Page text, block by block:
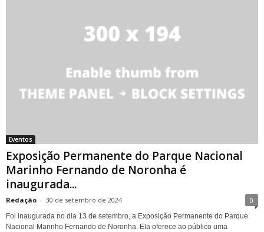
Eventos
Exposição Permanente do Parque Nacional
Marinho Fernando de Noronha é
inaugurada...
Redação - 30 de setembro de 2024 0
Foi inaugurada no dia 13 de setembro, a Exposição Permanente do Parque
Nacional Marinho Fernando de Noronha. Ela oferece ao público uma